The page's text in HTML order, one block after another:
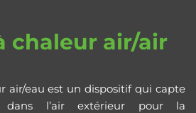
chaleur air/air
air/eau est un dispositif qui capte
dans l’air extérieur pour la